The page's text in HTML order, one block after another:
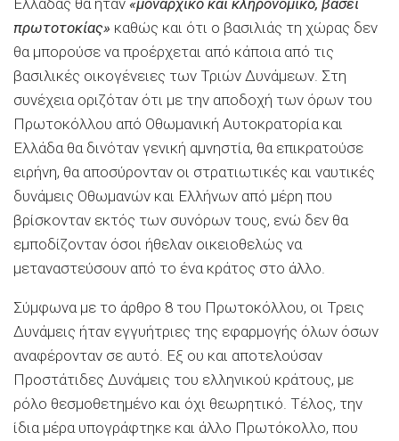
πρωτοτοκίας» καθώς και ότι ο βασιλιάς τη χώρας δεν
θα μπορούσε να προέρχεται από κάποια από τις
βασιλικές οικογένειες των Τριών Δυνάμεων. Στη
συνέχεια οριζόταν ότι με την αποδοχή των όρων του
Πρωτοκόλλου από Οθωμανική Αυτοκρατορία και
Ελλάδα θα δινόταν γενική αμνηστία, θα επικρατούσε
ειρήνη, θα αποσύρονταν οι στρατιωτικές και ναυτικές
δυνάμεις Οθωμανών και Ελλήνων από μέρη που
βρίσκονταν εκτός των συνόρων τους, ενώ δεν θα
εμποδίζονταν όσοι ήθελαν οικειοθελώς να
μεταναστεύσουν από το ένα κράτος στο άλλο.
Σύμφωνα με το άρθρο 8 του Πρωτοκόλλου, οι Τρεις
Δυνάμεις ήταν εγγυήτριες της εφαρμογής όλων όσων
αναφέρονταν σε αυτό. Εξ ου και αποτελούσαν
Προστάτιδες Δυνάμεις του ελληνικού κράτους, με
ρόλο θεσμοθετημένο και όχι θεωρητικό. Τέλος, την
ίδια μέρα υπογράφτηκε και άλλο Πρωτόκολλο, που